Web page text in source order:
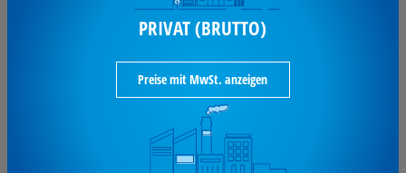
Produktkategorie
Kaffeesahne
Produkttypbezeichnung
Kaffeetraum
Umweltfreundlich
Nein
Produkttypbezeichnung
Kaffeesahne
Kaffeetraum
PRIVAT (BRUTTO)
Preise mit MwSt. anzeigen